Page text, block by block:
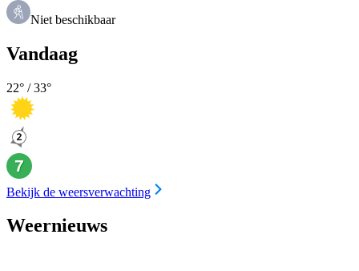
Niet beschikbaar
Vandaag
22° /33°
Bekijk de weersverwachting
Weernieuws